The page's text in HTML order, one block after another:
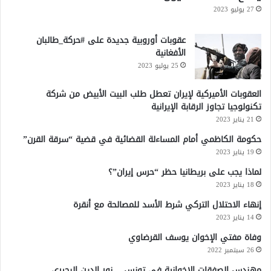
27 يوليو 2023
عقوبات أوروبية جديدة على #حركة_طالبان
الأفغانية
25 يوليو 2023
العقوبات الأميركية لإيران تعطل طلب البيت الأبيض من شركة
تكنولوجيا تجاوز الرقابة الإيرانية
21 يناير 2023
حكومة الكاظمي أمام المساءلة القضائية في قضية “سرقة القرن”
19 يناير 2023
لماذا يجب على بريطانيا حظر “حرس إيران”؟
18 يناير 2023
إنهاء الاحتلال التركي شرط الأسد للمصالحة مع أنقرة
14 يناير 2023
وفاة مفتي الإخوان يوسف القرضاوي
26 سبتمبر 2022